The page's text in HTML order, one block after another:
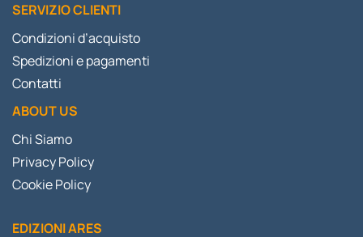
SERVIZIO CLIENTI
Condizioni d’acquisto
Spedizioni e pagamenti
Contatti
ABOUT US
Chi Siamo
Privacy Policy
Cookie Policy
EDIZIONI ARES